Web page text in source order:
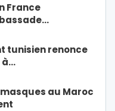
France
tunisien renonce
à…
au Maroc